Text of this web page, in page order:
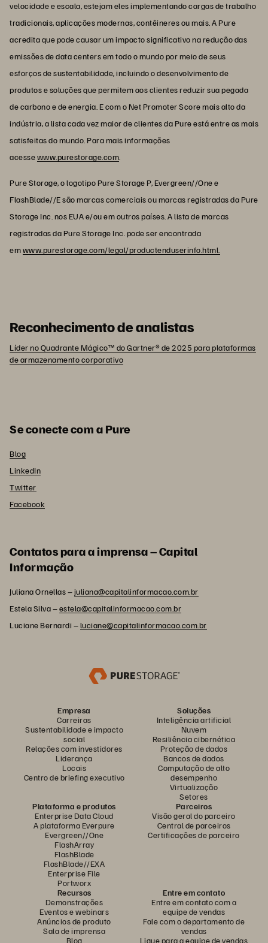
velocidade e escala, estejam eles implementando cargas de trabalho
tradicionais, aplicações modernas, contêineres ou mais. A Pure
acredita que pode causar um impacto significativo na redução das
emissões de data centers em todo o mundo por meio de seus
esforços de sustentabilidade, incluindo o desenvolvimento de
produtos e soluções que permitem aos clientes reduzir sua pegada
de carbono e de energia. E com o Net Promoter Score mais alto da
indústria, a lista cada vez maior de clientes da Pure está entre as mais
satisfeitas do mundo. Para mais informações
acessewww.purestorage.com
Pure Storage, o logotipo Pure Storage P, Evergreen//One e
FlashBlade//E são marcas comerciais ou marcas registradas da Pure
Storage Inc. nos EUA e/ou em outros países. A lista de marcas
registradas da Pure Storage Inc. pode ser encontrada
emwww.purestorage.com/legal/productenduserinfo.html.
Reconhecimento de analistas
Líder no Quadrante Mágico™ do Gartner® de 2025 para plataformas
de armazenamento corporativo
Se conecte com a Pure
Blog
LinkedIn
Twitter
Facebook
Contatos para a imprensa – Capital
Informação
Juliana Ornellas –juliana@capitalinformacao.com.br
Estela Silva –estela@capitalinformacao.com.br
Luciane Bernardi –luciane@capitalinformacao.com.br
Empresa
Carreiras
Sustentabilidade e impacto
social
Relações com investidores
Liderança
Locais
Centro de briefing executivo
Soluções
Inteligência artificial
Nuvem
Resiliência cibernética
Proteção de dados
Bancos de dados
Computação de alto
desempenho
Virtualização
Setores
Plataforma e produtos
Enterprise Data Cloud
A plataforma Everpure
Evergreen//One
FlashArray
FlashBlade
FlashBlade//EXA
Enterprise File
Portworx
Parceiros
Visão geral do parceiro
Central de parceiros
Certificações de parceiro
Recursos
Demonstrações
Eventos e webinars
Anúncios de produto
Sala de imprensa
Blog
Entre em contato
Entre em contato com a
equipe de vendas
Fale com o departamento de
vendas
Ligue para a equipe de vendas